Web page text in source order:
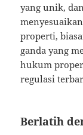
yang unik,
properti,
ganda yang
hukum
regulasi
Berlatih